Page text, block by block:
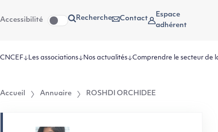
au
contenu
Accessibilité Recherche Contact
Espace
adhérent
CNCEF Les associations Nos actualités Comprendre le secteur de
Accueil Annuaire ROSHDI ORCHIDEE